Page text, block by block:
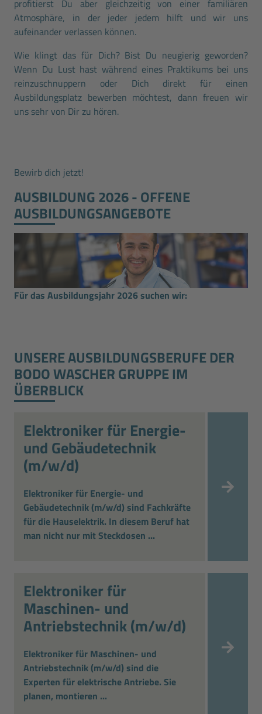
profitierst Du aber gleichzeitig von einer familiären
Atmosphäre, in der jeder jedem hilft und wir uns
aufeinander verlassen können.
Wie klingt das für Dich? Bist Du neugierig geworden?
Wenn Du Lust hast während eines Praktikums bei uns
reinzuschnuppern oder Dich direkt für einen
Ausbildungsplatz bewerben möchtest, dann freuen wir
uns sehr von Dir zu hören.
Bewirb dich jetzt!
AUSBILDUNG 2026 - OFFENE
AUSBILDUNGSANGEBOTE
Für das Ausbildungsjahr 2026 suchen wir:
UNSERE AUSBILDUNGS­BERUFE DER
BODO WASCHER GRUPPE IM
ÜBERBLICK
Elektroniker für Energie-
und Gebäudetechnik
(m/w/d)
Elektroniker für Energie- und
Gebäudetechnik (m/w/d) sind Fachkräfte
für die Hauselektrik. In diesem Beruf hat
man nicht nur mit Steckdosen ...
Elektroniker für
Maschinen- und
Antriebstechnik (m/w/d)
Elektroniker für Maschinen- und
Antriebstechnik (m/w/d) sind die
Experten für elektrische Antriebe. Sie
planen, montieren ...